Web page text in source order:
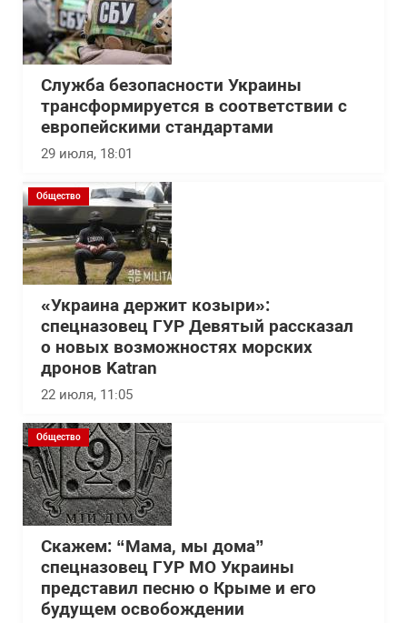
Служба безопасности Украины
трансформируется в соответствии с
европейскими стандартами
29 июля, 18:01
Общество
«Украина держит козыри»:
спецназовец ГУР Девятый рассказал
о новых возможностях морских
дронов Katran
22 июля, 11:05
Общество
Скажем: “Мама, мы дома”
спецназовец ГУР МО Украины
представил песню о Крыме и его
будущем освобождении